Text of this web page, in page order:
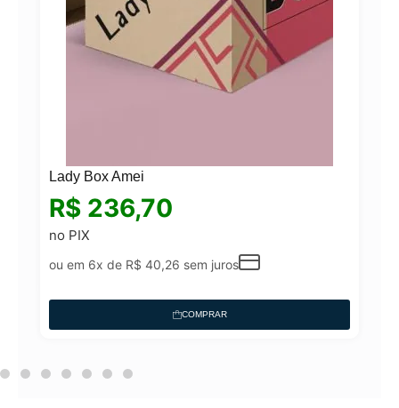
Lady Box Amei
R$ 236,70
no PIX
ou em 6x de R$ 40,26 sem juros
COMPRAR